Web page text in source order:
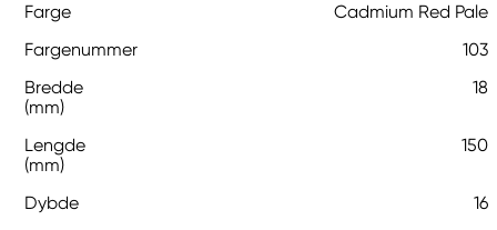
Farge
Cadmium Red Pale
Fargenummer
103
Bredde
(mm)
18
Lengde
(mm)
150
Dybde 16